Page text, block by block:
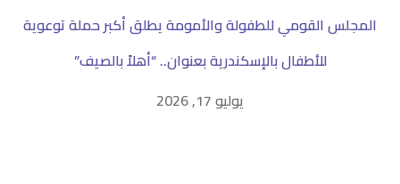
المجلس القومي للطفولة والأمومة يطلق أكبر حملة توعوية
للأطفال بالإسكندرية بعنوان.. “أهلاً بالصيف”
يوليو 17, 2026